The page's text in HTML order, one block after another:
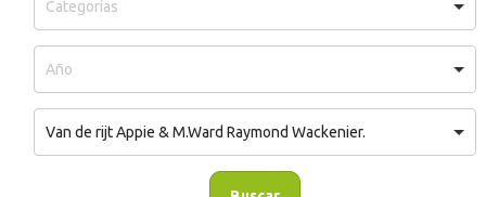
Van de rijt Appie & M.Ward Raymond Wackenier.